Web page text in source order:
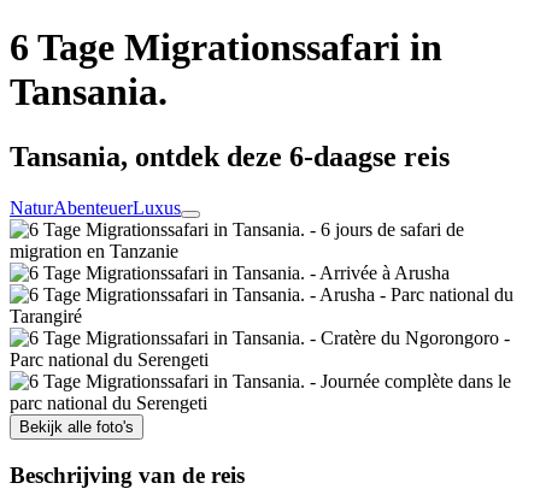
6 Tage Migrationssafari in
Tansania.
Tansania, ontdek deze 6-daagse reis
NaturAbenteuerLuxus
Bekijk alle foto's
Beschrijving van de reis